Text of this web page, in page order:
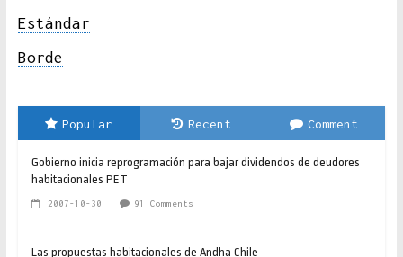
Estándar
Borde
Popular Recent Comment
Gobierno inicia reprogramación para bajar dividendos de deudores
habitacionales PET
2007-10-30 91 Comments
Las propuestas habitacionales de Andha Chile